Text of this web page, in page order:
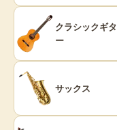
クラシックギタ
ー
サックス